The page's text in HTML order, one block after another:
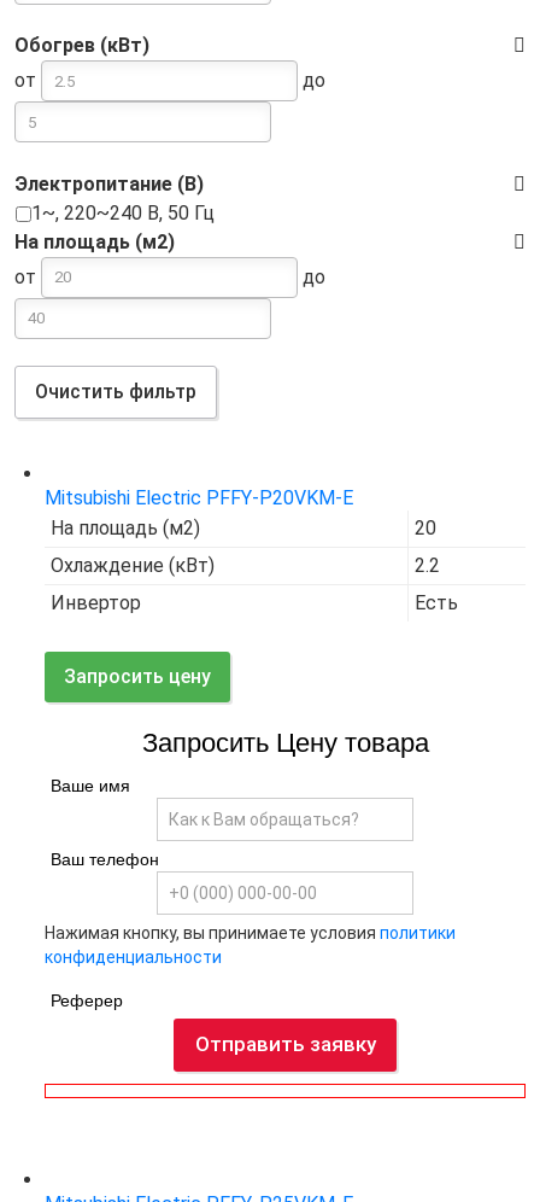
Обогрев (кВт)
от
до
Электропитание (В)
1~, 220~240 В, 50 Гц
На площадь (м2)
от
до
Очистить фильтр
Mitsubishi Electric PFFY-P20VKM-E
На площадь (м2)
20
Охлаждение (кВт)
2.2
Инвертор
Есть
Запросить цену
Запросить Цену товара
Ваше имя
Ваш телефон
Нажимая кнопку, вы принимаете условия политики
конфиденциальности
Реферер
Отправить заявку